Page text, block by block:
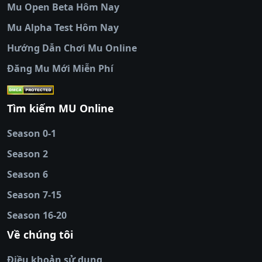
cẩm tv
|thapcam
luongsontv
|trực tiếp bóng đá cakhiatv
tiếp bóng đá
socolive
cakhiatv
| kèo nhà
cái
|qh88
88
|tài xỉu
online
|sunwin |
cái uy tín
đĩa
|bắn cá đổi
thưởng
fly88
| new88
tv
|hitclub
win
|Xoilac
Mu Open Beta Hôm Nay
Mu Alpha Test Hôm Nay
Hướng Dẫn Chơi Mu Online
Đăng Mu Mới Miễn Phí
Tìm kiếm MU Online
Season 0-1
Season 2
Season 6
Season 7-15
Season 16-20
Về chúng tôi